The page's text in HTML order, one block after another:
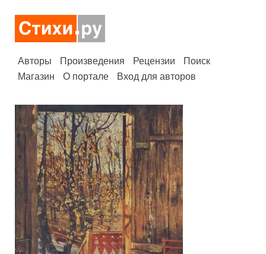
Авторы Произведения Рецензии
Поиск
Магазин
О портале Вход для авторов